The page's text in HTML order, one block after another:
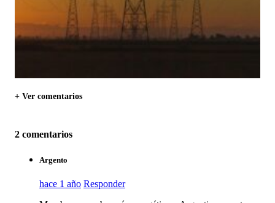
+ Ver comentarios
2 comentarios
Argento
hace 1 año Responder